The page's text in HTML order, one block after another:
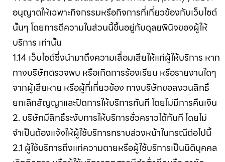
อนุญาตให้เฉพาะกิจกรรมหรือกิจการที่เกี่ยวข้องกับเว็บไซต์
นั้นๆ โดยการตีความในส่วนนี้ขึ้นอยู่กับดุลยพินิจของผู้ให้
บริการ เท่านั้น
1.14 เว็บไซต์ซึ่งนำมาถึงความเสื่อมเสียให้แก่ผู้ให้บริการ หาก
ทางบริษัทตรวจพบ หรือเกิดการร้องเรียน หรือรายงานใดๆ
จากผู้เสียหาย หรือผู้ที่เกี่ยวข้อง ทางบริษัทขอสงวนสิทธิ์
ยกเลิกสัญญาและปิดการให้บริการทันที โดยไม่มีการคืนเงิน
2. บริษัทมีสิทธิ์ระงับการให้บริการชั่วคราวได้ทันที โดยไม่
จำเป็นต้องแจ้งให้ผู้ใช้บริการทราบล่วงหน้าในกรณีต่อไปนี้
2.1 ผู้ใช้บริการถึงแก่ความตายหรือผู้ใช้บริการเป็นนิติบุคคล